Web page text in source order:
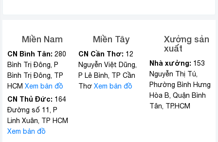
Miền Nam
CN Bình Tân: 280
Bình Trị Đông, P
Bình Trị Đông, TP
HCM Xem bản đồ
CN Thủ Đức: 164
Đường số 11, P
Linh Xuân, TP HCM
Xem bản đồ
Miền Tây
CN Cần Thơ: 12
Nguyễn Việt Dũng,
P Lê Bình, TP Cần
Thơ Xem bản đồ
Xưởng sản
xuất
Nhà xưởng: 153
Nguyễn Thị Tú,
Phường Bình Hưng
Hòa B, Quận Bình
Tân, TP.HCM